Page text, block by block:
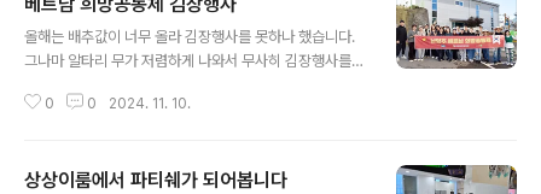
올해는 배추값이 너무 올라 김장행사를 못하나 했습니다.
그나마 알타리 무가 저렴하게 나와서 무사히 김장행사를
면서 호호 하하 웃음 소리가 센터 전역에퍼졌습니다. 이런
신 베트남 공동체 여러분 감사합니다.
0 0 2024. 11. 10.
상상이룸에서 파티쉐가 되어봅니다